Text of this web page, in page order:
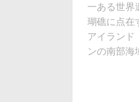
一ある世界
瑚礁に点在
アイランド
ンの南部海